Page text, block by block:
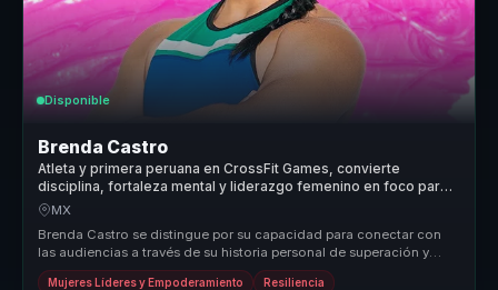
Disponible
Brenda Castro
Atleta y primera peruana en CrossFit Games, convierte
disciplina, fortaleza mental y liderazgo femenino en foco para
equipos.
MX
Brenda Castro se distingue por su capacidad para conectar con
las audiencias a través de su historia personal de superación y
éxito en el...
Mujeres Líderes y Empoderamiento Resiliencia